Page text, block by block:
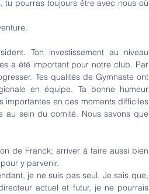
tu pourras toujours être avec nous où
Ton investissement au niveau
a été important pour notre club. Par
Tes qualités de Gymnaste ont
en équipe. Ta bonne humeur
importantes en ces moments difficiles
au sein du comité. Nous savons que
de Franck; arriver à faire aussi bien
y parvenir.
je ne suis pas seul. Je sais que,
actuel et futur, je ne pourrais